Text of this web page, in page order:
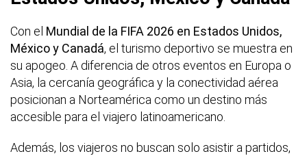
Con el Mundial de la FIFA 2026 en Estados Unidos,
México y Canadá, el turismo deportivo se muestra en
su apogeo. A diferencia de otros eventos en Europa o
Asia, la cercanía geográfica y la conectividad aérea
posicionan a Norteamérica como un destino más
accesible para el viajero latinoamericano.
Además, los viajeros no buscan solo asistir a partidos,